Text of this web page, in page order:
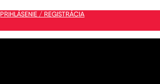
PRIHLÁSENIE / REGISTRÁCIA